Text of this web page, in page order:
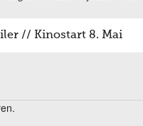
// Kinostart 8. Mai